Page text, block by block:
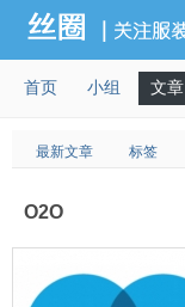
首页 小组 文章
最新文章 标签
O2O